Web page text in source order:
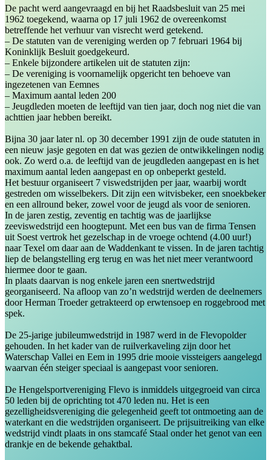
De pacht werd aangevraagd en bij het Raadsbesluit van 25 mei
1962 toegekend, waarna op 17 juli 1962 de overeenkomst
betreffende het verhuur van visrecht werd getekend.
– De statuten van de vereniging werden op 7 februari 1964 bij
Koninklijk Besluit goedgekeurd.
– Enkele bijzondere artikelen uit de statuten zijn:
– De vereniging is voornamelijk opgericht ten behoeve van
ingezetenen van Eemnes
– Maximum aantal leden 200
– Jeugdleden moeten de leeftijd van tien jaar, doch nog niet die van
achttien jaar hebben bereikt.
Bijna 30 jaar later nl. op 30 december 1991 zijn de oude statuten in
een nieuw jasje gegoten en dat was gezien de ontwikkelingen nodig
ook. Zo werd o.a. de leeftijd van de jeugdleden aangepast en is het
maximum aantal leden aangepast en op onbeperkt gesteld.
Het bestuur organiseert 7 viswedstrijden per jaar, waarbij wordt
gestreden om wisselbekers. Dit zijn een witvisbeker, een snoekbeker
en een allround beker, zowel voor de jeugd als voor de senioren.
In de jaren zestig, zeventig en tachtig was de jaarlijkse
zeeviswedstrijd een hoogtepunt. Met een bus van de firma Tensen
uit Soest vertrok het gezelschap in de vroege ochtend (4.00 uur!)
naar Texel om daar aan de Waddenkant te vissen. In de jaren tachtig
liep de belangstelling erg terug en was het niet meer verantwoord
hiermee door te gaan.
In plaats daarvan is nog enkele jaren een snertwedstrijd
georganiseerd. Na afloop van zo’n wedstrijd werden de deelnemers
door Herman Troeder getrakteerd op erwtensoep en roggebrood met
spek.
De 25-jarige jubileumwedstrijd in 1987 werd in de Flevopolder
gehouden. In het kader van de ruilverkaveling zijn door het
Waterschap Vallei en Eem in 1995 drie mooie vissteigers aangelegd
waarvan één steiger speciaal is aangepast voor senioren.
De Hengelsportvereniging Flevo is inmiddels uitgegroeid van circa
50 leden bij de oprichting tot 470 leden nu. Het is een
gezelligheidsvereniging die gelegenheid geeft tot ontmoeting aan de
waterkant en die wedstrijden organiseert. De prijsuitreiking van elke
wedstrijd vindt plaats in ons stamcafé Staal onder het genot van een
drankje en de bekende gehaktbal.